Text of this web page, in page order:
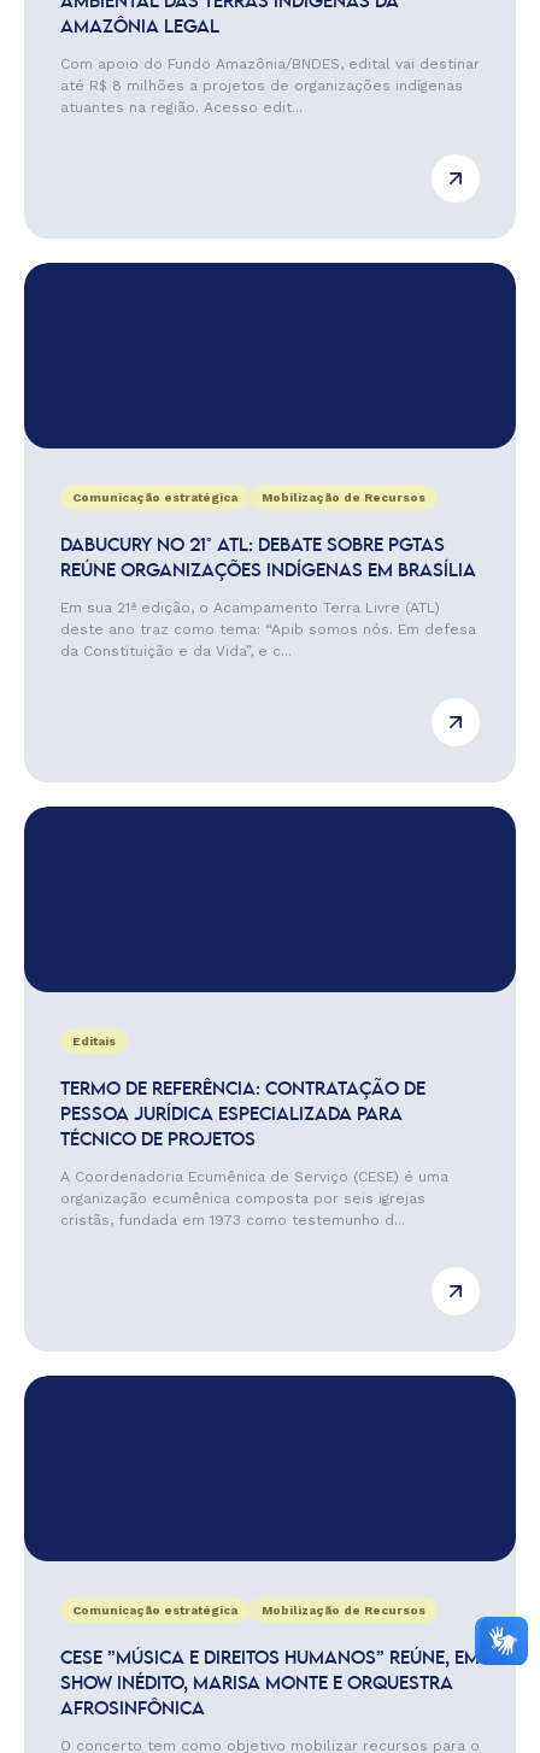
AMAZÔNIA LEGAL
Com apoio do Fundo Amazônia/BNDES, edital vai destinar
até R$ 8 milhões a projetos de organizações indígenas
atuantes na região. Acesso edit...
Comunicação estratégica Mobilização de Recursos
DABUCURY NO 21° ATL: DEBATE SOBRE PGTAS
REÚNE ORGANIZAÇÕES INDÍGENAS EM BRASÍLIA
Em sua 21ª edição, o Acampamento Terra Livre (ATL)
deste ano traz como tema: “Apib somos nós. Em defesa
da Constituição e da Vida”, e c...
Editais
TERMO DE REFERÊNCIA: CONTRATAÇÃO DE
PESSOA JURÍDICA ESPECIALIZADA PARA
TÉCNICO DE PROJETOS
A Coordenadoria Ecumênica de Serviço (CESE) é uma
organização ecumênica composta por seis igrejas
cristãs, fundada em 1973 como testemunho d...
Comunicação estratégica Mobilização de Recursos
CESE ”MÚSICA E DIREITOS HUMANOS” REÚNE, EM
SHOW INÉDITO, MARISA MONTE E ORQUESTRA
AFROSINFÔNICA
O concerto tem como objetivo mobilizar recursos para o